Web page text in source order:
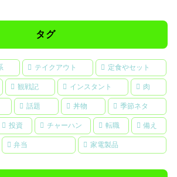
タグ
テイクアウト 定食やセット
観戦記 インスタント 肉
話題 丼物 季節ネタ
投資 チャーハン 転職 備え
弁当 家電製品